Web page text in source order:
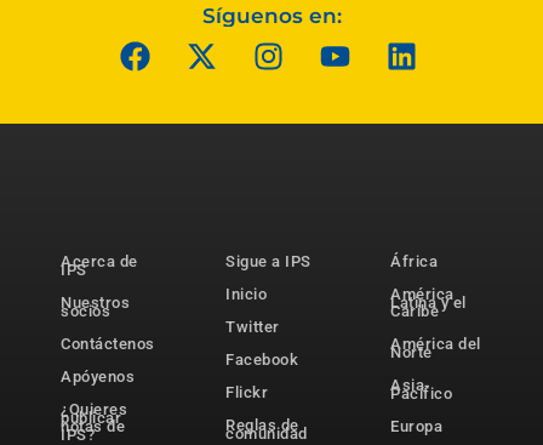
Síguenos en:
Acerca de
IPS
Nuestros
socios
Contáctenos
Apóyenos
¿Quieres
publicar
notas de
IPS?
Sigue a IPS
Inicio
Twitter
Facebook
Flickr
Reglas de
comunidad
África
América
Latina y el
Caribe
América del
Norte
Asia-
Pacífico
Europa